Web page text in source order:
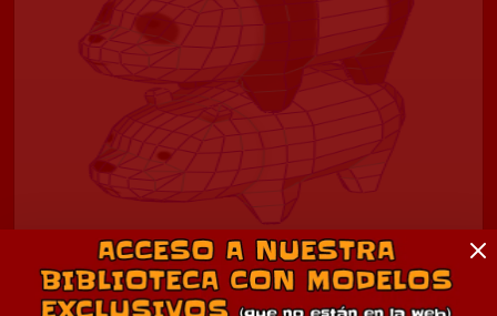
Escandalosos